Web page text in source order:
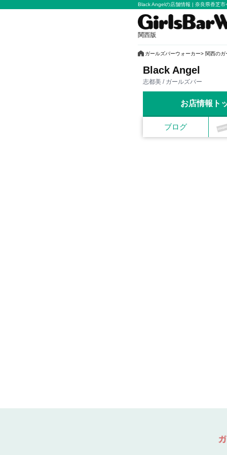
Black Angelの店舗情報 | 奈良県香芝
関西版
ガールズバーウォーカー 関西のガ
Black Angel
志都美 / ガールズバー
お店情報ト
ブログ